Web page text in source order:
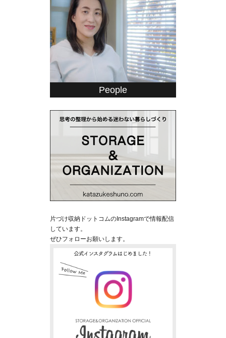
People
片づけ収納ドットコムのInstagramで情報配信
しています。
ぜひフォローお願いします。